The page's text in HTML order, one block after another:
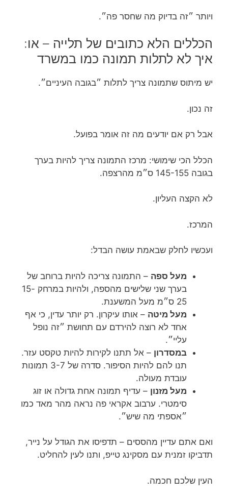
ויותר ״זה בדיוק מה שחסר פה״.
הכללים הלא כתובים של תלייה – או:
איך לא לתלות תמונה כמו במשרד
יש מיתוס שתמונה צריך לתלות ״בגובה העיניים״.
זה נכון.
אבל רק אם יודעים מה זה אומר בפועל.
הכלל הכי שימושי: מרכז התמונה צריך להיות בערך
בגובה 145-155 ס״מ מהרצפה.
לא הקצה העליון.
המרכז.
ועכשיו לחלק שבאמת עושה הבדל:
מעל ספה – התמונה צריכה להיות ברוחב של
בערך שני שלישים מהספה, ולהיות במרחק 15-
25 ס״מ מעל המשענת.
מעל מיטה – אותו עיקרון. רק יותר עדין, כי אף
אחד לא רוצה להירדם עם תחושת ״זה נופל
עליי״.
במסדרון – אל תתנו לקירות להיות טקסט עזר.
תנו להם להיות הסיפור. סדרה של 3-7 תמונות
עובדת מעולה.
מעל מזנון – עדיף תמונה אחת גדולה או זוג
סימטרי. ערבוב אקראי פה נראה מהר מאד כמו
״אספתי מה שיש״.
ואם אתם עדיין מהססים – תדפיסו את הגודל על נייר,
תדביקו זמנית עם מסקינג טייפ, ותנו לעין להחליט.
העין שלכם חכמה.